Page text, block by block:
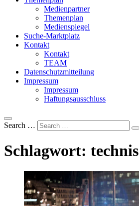
Medienpartner
Themenplan
Medienspiegel
Suche-Marktplatz
Kontakt
Kontakt
TEAM
Datenschutzmitteilung
Impressum
Impressum
Haftungsausschluss
Search …
Schlagwort: